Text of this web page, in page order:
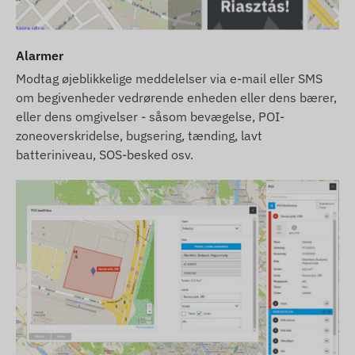
Alarmer
Modtag øjeblikkelige meddelelser via e-mail eller SMS
om begivenheder vedrørende enheden eller dens bærer,
eller dens omgivelser - såsom bevægelse, POI-
zoneoverskridelse, bugsering, tænding, lavt
batteriniveau, SOS-besked osv.